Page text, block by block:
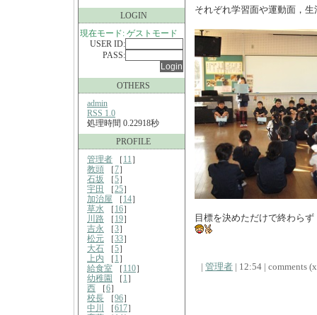
LOGIN
現在モード: ゲストモード
USER ID:
PASS:
OTHERS
admin
RSS 1.0
処理時間 0.22918秒
PROFILE
管理者 ［ 11 ］
教頭 ［7］
石坂 ［5］
宇田
［25］
加治屋 ［ 14］
草水 ［ 16］
川路 ［ 19］
吉永 ［3］
松元 ［33］
大石 ［5］
上内 ［ 1 ］
給食室 ［ 110］
幼稚園
［ 1 ］
西 ［6］
校長 ［96］
中川
［617］
それぞれ学習面や運動面，
目標を決めただけで終わら
| 管理者 | 12:54 | comments